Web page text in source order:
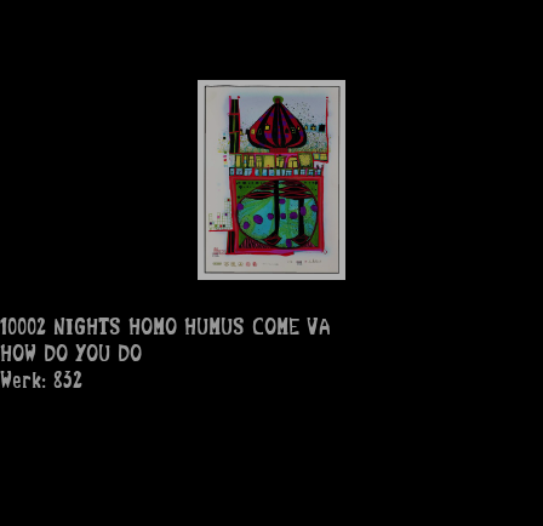
10002 NIGHTS HOMO HUMUS COME VA
HOW DO YOU DO
Werk: 832